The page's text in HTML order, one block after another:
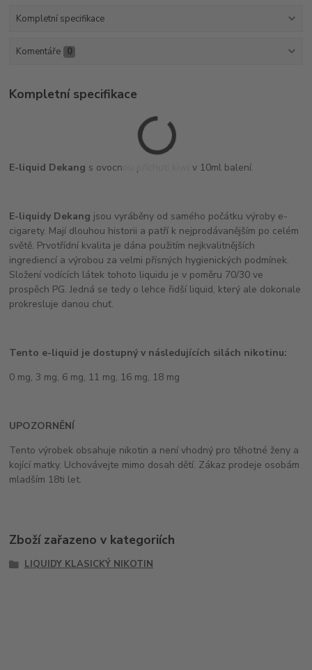
Kompletní specifikace
Komentáře 0
Kompletní specifikace
E-liquid Dekang s ovocnou příchutí kiwi v 10ml balení.
E-liquidy Dekang jsou vyráběny od samého počátku výroby e-
cigarety. Mají dlouhou historii a patří k nejprodávanějším po celém
světě. Prvotřídní kvalita je dána použitím nejkvalitnějších
ingrediencí a výrobou za velmi přísných hygienických podmínek.
Složení vodících látek tohoto liquidu je v poměru 70/30 ve
prospěch PG. Jedná se tedy o lehce řidší liquid, který ale dokonale
prokresluje danou chuť.
Tento e-liquid je dostupný v následujících silách nikotinu:
0 mg, 3 mg, 6 mg, 11 mg, 16 mg, 18 mg
UPOZORNĚNÍ
Tento výrobek obsahuje nikotin a není vhodný pro těhotné ženy a
kojící matky. Uchovávejte mimo dosah dětí. Zákaz prodeje osobám
mladším 18ti let.
Zboží zařazeno v kategoriích
LIQUIDY KLASICKÝ NIKOTIN